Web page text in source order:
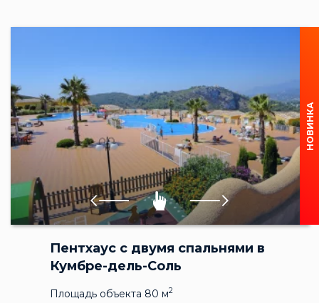
НОВИНКА
Пентхаус с двумя спальнями в
Кумбре-дель-Соль
Площадь объекта 80 м2